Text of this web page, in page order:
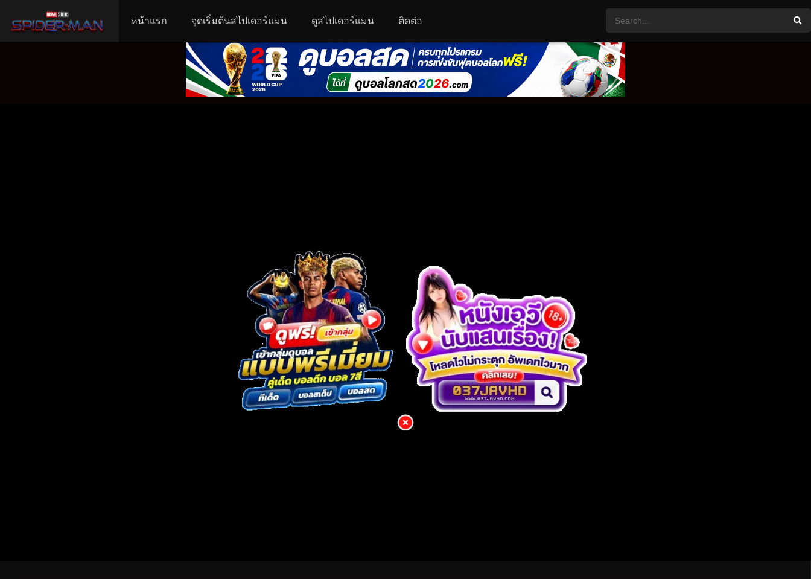
หน้าแรก จุดเริ่มต้นสไปเดอร์แมน ดูสไปเดอร์แมน ติดต่อ